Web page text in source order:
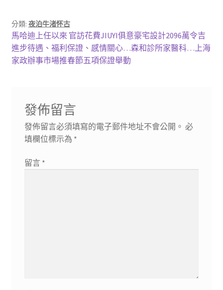
分類: 夜泊牛渚怀古
文
章
上
一
篇
馬哈迪上任以來 官訪花費JIUYI俱意豪宅設計2096萬令吉
下
一
進步待遇、福利保證、感情關心…森和診所家醫科…上海
家政辦事市場推春節五項保證舉動
發佈留言
發佈留言必須填寫的電子郵件地址不會公開。 必
填欄位標示為 *
留言 *